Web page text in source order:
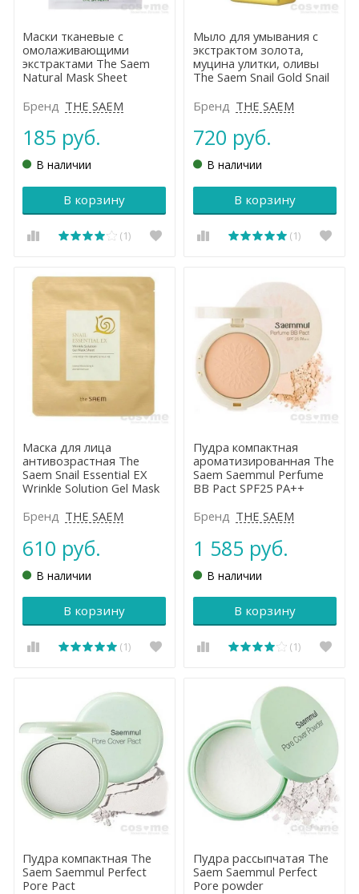
Маски тканевые с
омолаживающими
экстрактами The Saem
Natural Mask Sheet
Бренд THE SAEM
185 руб.
В наличии
В корзину
(1)
Мыло для умывания с
экстрактом золота,
муцина улитки, оливы
The Saem Snail Gold Snail
Бренд THE SAEM
720 руб.
В наличии
В корзину
(1)
Маска для лица
антивозрастная The
Saem Snail Essential EX
Wrinkle Solution Gel Mask
Бренд THE SAEM
610 руб.
В наличии
В корзину
(1)
Пудра компактная
ароматизированная The
Saem Saemmul Perfume
BB Pact SPF25 PA++
Бренд THE SAEM
1 585 руб.
В наличии
В корзину
(1)
Пудра компактная The
Saem Saemmul Perfect
Pore Pact
Пудра рассыпчатая The
Saem Saemmul Perfect
Pore powder